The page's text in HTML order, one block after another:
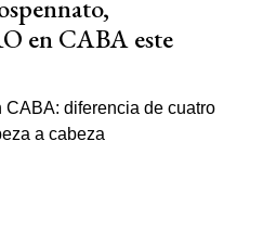
en CABA este